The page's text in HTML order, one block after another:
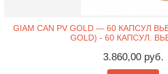
GIAM CAN PV GOLD — 60 КАПСУЛ
GOLD) - 60 КАПСУЛ.
3.860,00 руб.